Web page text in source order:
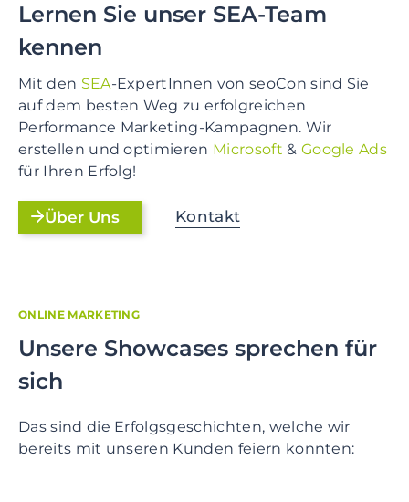
Lernen Sie unser SEA-Team
kennen
Mit den SEA-ExpertInnen von seoCon sind Sie
auf dem besten Weg zu erfolgreichen
Performance Marketing-Kampagnen. Wir
erstellen und optimieren Microsoft & Google Ads
für Ihren Erfolg!
Über Uns Kontakt
ONLINE MARKETING
Unsere Showcases sprechen für
sich
Das sind die Erfolgsgeschichten, welche wir
bereits mit unseren Kunden feiern konnten: